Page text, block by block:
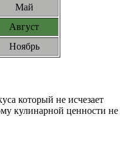
Май
Август
Ноябрь
который не исчезает
кулинарной ценности не